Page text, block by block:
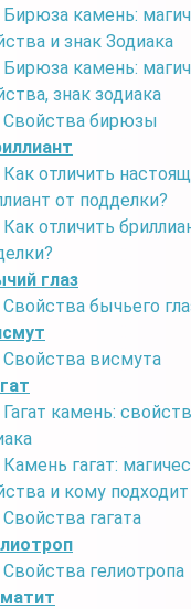
Бирюза камень:
и знак Зодиака
Бирюза камень:
знак зодиака
Свойства бирюзы
Как отличить
от подделки?
Как отличить
глаз
Свойства бычьего
Свойства висмута
Гагат камень:
Камень гагат:
и кому подходит
Свойства гагата
Свойства гелиотропа